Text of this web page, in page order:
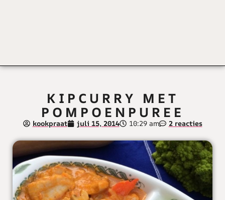
KIPCURRY MET
POMPOENPUREE
kookpraat juli 15, 2014 10:29 am 2 reacties